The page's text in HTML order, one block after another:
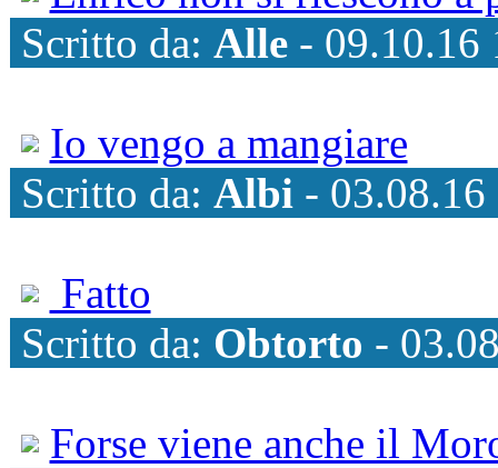
Scritto da: Alle- 09.10.16
Io vengo a mangiare
Scritto da: Albi - 03.08.16
Fatto
Scritto da: Obtorto -
Forse viene anche il